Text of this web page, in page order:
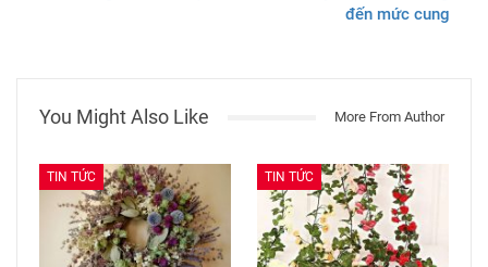
đến mức cung
You Might Also Like More From Author
TIN TỨC TIN TỨC